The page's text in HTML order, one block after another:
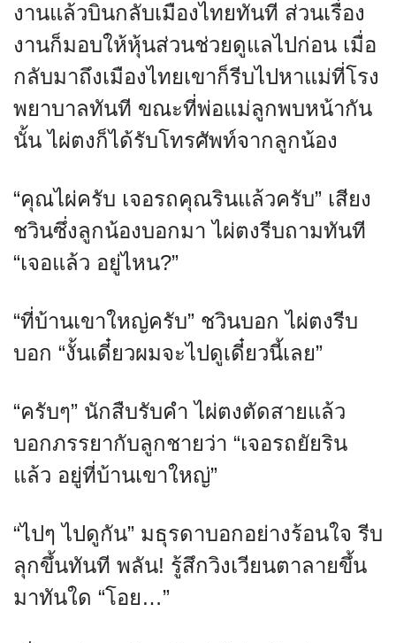
งานแล้วบินกลับเมืองไทยทันที ส่วนเรื่อง
งานก็มอบให้หุ้นส่วนช่วยดูแลไปก่อน เมื่อ
กลับมาถึงเมืองไทยเขาก็รีบไปหาแม่ที่โรง
พยาบาลทันที ขณะที่พ่อแม่ลูกพบหน้ากัน
นั้น ไผ่ตงก็ได้รับโทรศัพท์จากลูกน้อง
“คุณไผ่ครับ เจอรถคุณรินแล้วครับ” เสียง
ชวินซึ่งลูกน้องบอกมา ไผ่ตงรีบถามทันที
“เจอแล้ว อยู่ไหน?”
“ที่บ้านเขาใหญ่ครับ” ชวินบอก ไผ่ตงรีบ
บอก “งั้นเดี๋ยวผมจะไปดูเดี๋ยวนี้เลย”
“ครับๆ” นักสืบรับคำ ไผ่ตงตัดสายแล้ว
บอกภรรยากับลูกชายว่า “เจอรถยัยริน
แล้ว อยู่ที่บ้านเขาใหญ่”
“ไปๆ ไปดูกัน” มธุรดาบอกอย่างร้อนใจ รีบ
ลุกขึ้นทันที พลัน! รู้สึกวิงเวียนตาลายขึ้น
มาทันใด “โอย…”